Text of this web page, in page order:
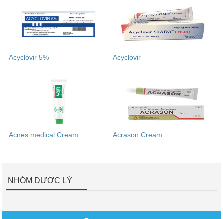
Acyclovir 5% Acyclovir
Acnes medical Cream Acrason Cream
NHÓM DƯỢC LÝ